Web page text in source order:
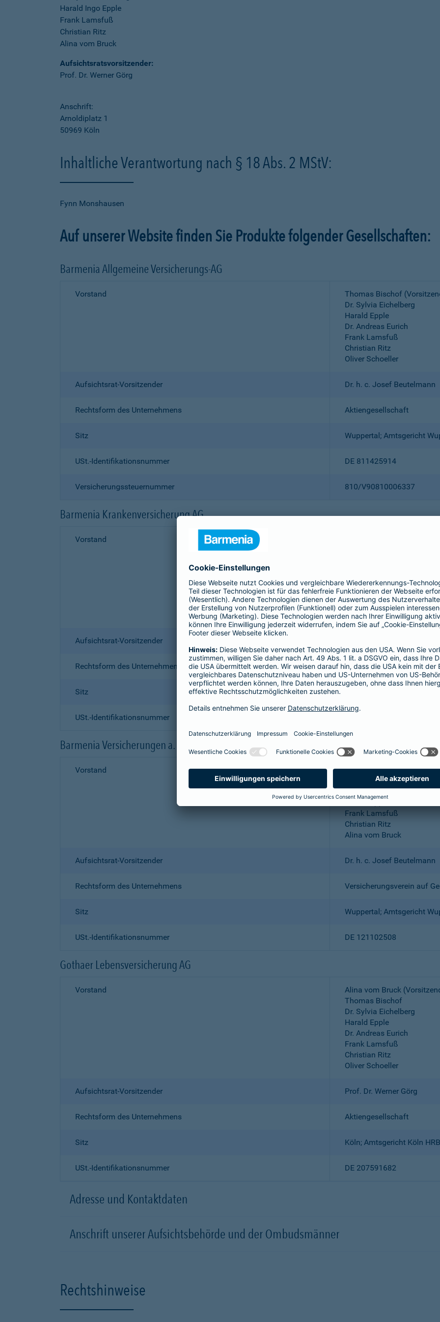
Harald Ingo Epple
Frank Lamsfuß
Christian Ritz
Alina vom Bruck
Aufsichtsratsvorsitzender:
Prof. Dr. Werner Görg
Anschrift:
Arnoldiplatz 1
50969 Köln
Inhaltliche Verantwortung nach § 18 Abs. 2 MStV:
Fynn Monshausen
Auf unserer Website finden Sie Produkte folgender Gesellschaften:
Barmenia Allgemeine Versicherungs-AG
Vorstand
Thomas Bischof
Dr. Sylvia Eichelberg
Harald Epple
Dr. Andreas Eurich
Frank Lamsfuß
Christian Ritz
Oliver Schoeller
Aufsichtsrat-Vorsitzender Dr. h. c. Josef Beutelmann
Rechtsform des Unternehmens Aktiengesellschaft
Sitz Wuppertal; Amtsgericht
USt.-Identifikationsnummer DE 811425914
Versicherungssteuernummer 810/V90810006337
Barmenia Krankenversicherung AG
Vorstand
Dr. Andreas Eurich
Frank Lamsfuß
Oliver Schoeller
Alina vom Bruck
Aufsichtsrat-Vorsitzender
Rechtsform des Unternehmens Aktiengesellschaft
Sitz
USt.-Identifikationsnummer
Barmenia Versicherungen a. G.
Vorstand
Dr. Andreas Eurich, Oliver
Thomas Bischof
Dr. Sylvia Eichelberg
Harald Epple
Frank Lamsfuß
Christian Ritz
Alina vom Bruck
Aufsichtsrat-Vorsitzender Dr. h. c. Josef Beutelmann
Rechtsform des Unternehmens Versicherungsverein auf
Sitz Wuppertal; Amtsgericht
USt.-Identifikationsnummer DE 121102508
Gothaer Lebensversicherung AG
Vorstand
Alina vom Bruck
Thomas Bischof
Dr. Sylvia Eichelberg
Harald Epple
Dr. Andreas Eurich
Frank Lamsfuß
Christian Ritz
Oliver Schoeller
Aufsichtsrat-Vorsitzender Prof. Dr. Werner Görg
Rechtsform des Unternehmens Aktiengesellschaft
Sitz Köln; Amtsgericht Köln
USt.-Identifikationsnummer DE 207591682
Adresse und Kontaktdaten
Anschrift unserer Aufsichtsbehörde und der Ombudsmänner
Rechtshinweise